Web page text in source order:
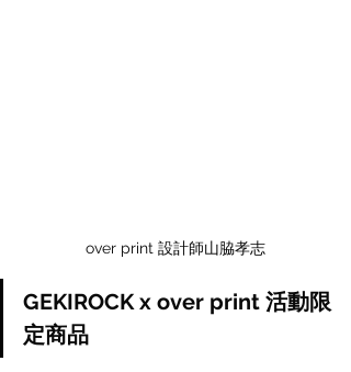
over print 設計師山脇孝志
GEKIROCK x over print 活動限
定商品